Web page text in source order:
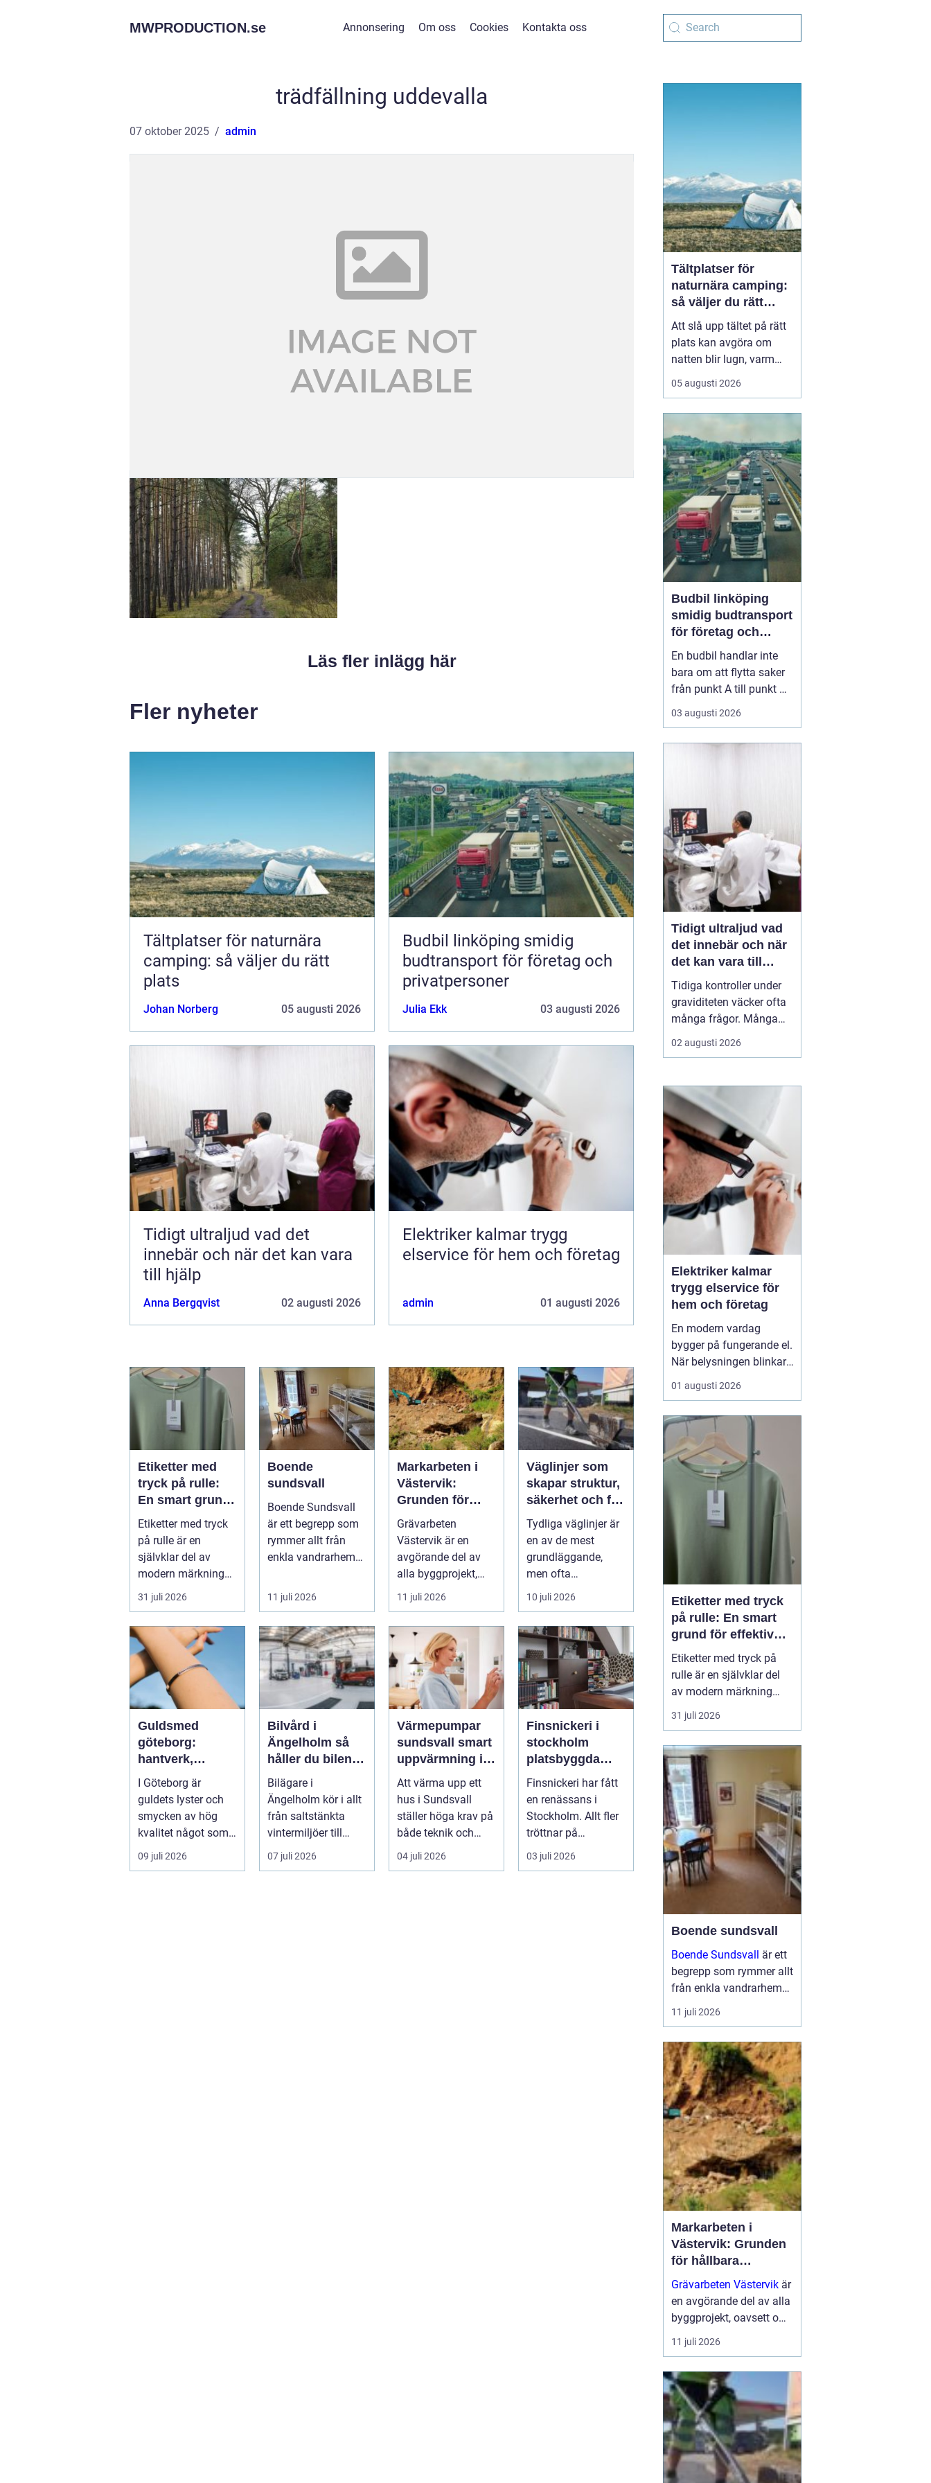
MWPRODUCTION.se Annonsering Om oss Cookies Kontakta oss
trädfällning uddevalla
07 oktober 2025 admin
Läs fler inlägg här
Fler nyheter
Tältplatser för naturnära
camping: så väljer du rätt
plats
Johan Norberg 05 augusti 2026
Budbil linköping smidig
budtransport för företag och
privatpersoner
Julia Ekk 03 augusti 2026
Tidigt ultraljud vad det
innebär och när det kan vara
till hjälp
Anna Bergqvist 02 augusti 2026
Elektriker kalmar trygg
elservice för hem och företag
admin 01 augusti 2026
Etiketter med
tryck på rulle:
En smart grund
för effektiv
märkning
Etiketter med tryck
på rulle är en
självklar del av
modern märkning
inom indust...
31 juli 2026
Boende
sundsvall
Boende Sundsvall
är ett begrepp som
rymmer allt från
enkla vandrarhem
långtidsboende...
11 juli 2026
Markarbeten i
Västervik:
Grunden för
hållbara
byggprojekt
Grävarbeten
Västervik är en
avgörande del av
alla byggprojekt,
oavsett om det ha...
11 juli 2026
Väglinjer som
skapar struktur,
säkerhet och flyt
i trafiken
Tydliga väglinjer är
en av de mest
grundläggande,
men ofta
underskattade,
delarna i
trafikmiljön. De...
10 juli 2026
Guldsmed
göteborg:
hantverk,
kvalitet och
personlig
service
I Göteborg är
guldets lyster och
smycken av hög
kvalitet något som
lockar många. En
guldsmed i Göteb...
09 juli 2026
Bilvård i
Ängelholm så
håller du bilen i
toppskick året
runt
Bilägare i
Ängelholm kör i allt
från saltstänkta
vintermiljöer till
dammiga
sommarvägar. Bilen
07 juli 2026
Värmepumpar
sundsvall smart
uppvärmning i
hårt klimat
Att värma upp ett
hus i Sundsvall
ställer höga krav på
både teknik och
plånbok. Vintrarna
är långa, ...
04 juli 2026
Finsnickeri i
stockholm
platsbyggda
lösningar som
förändrar
hemmet
Finsnickeri har fått
en renässans i
Stockholm. Allt fler
tröttnar på
standardlösningar
och vill i st...
03 juli 2026
Tältplatser för
naturnära camping:
så väljer du rätt
plats
Att slå upp tältet på rätt
plats kan avgöra om
natten blir lugn, varm
och trivsam eller kall,
blöt och stökig. När fler
och skärmar
tältplatser enenkel väg
till lugn, n...
05 augusti 2026
Budbil linköping
smidig budtransport
för företag och
privatpersoner
En budbil handlar inte
bara om att flytta saker
från punkt A till punkt B.
För många företag i
Linköping är den en
från akuta hämtningar
till tunga lyft som inte
få...
03 augusti 2026
Tidigt ultraljud vad
det innebär och när
det kan vara till
hjälp
Tidiga kontroller under
graviditeten väcker ofta
många frågor. Många
undrar när ultraljud kan
göras, vad som går att
undersökningen kan
säga något om barnets
hälsa. Tidigt ultraljud
har utvecklats mycket de
senaste åren och
används i dag bå...
02 augusti 2026
Elektriker kalmar
trygg elservice för
hem och företag
En modern vardag
bygger på fungerande el.
När belysningen blinkar,
propparna går eller en ny
laddbox ska på plats
lösningar. En kunnig
elektriker ser till att
anläggningen är säker,
laglig och anpassad
efter verkliga behov. I K...
01 augusti 2026
Etiketter med tryck
på rulle: En smart
grund för effektiv
märkning
Etiketter med tryck på
rulle är en självklar del
av modern märkning
inom industri, handel
och logistik. Oavsett om
handel eller tekniska
produkter krävs
lösningar som är
effektiva, drif...
31 juli 2026
Boende sundsvall
Boende Sundsvall är ett
begrepp som rymmer allt
från enkla vandrarhem
till hotell och
långtidsboenden, och
som passar många olika
behov och plånböcker.
Boende sundsvall för...
11 juli 2026
Markarbeten i
Västervik: Grunden
för hållbara
byggprojekt
Grävarbeten Västervik är
en avgörande del av alla
byggprojekt, oavsett om
det handlar om ett nytt
småhus, en skogs...
11 juli 2026